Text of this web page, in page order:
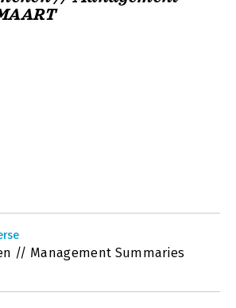
// Management Summaries